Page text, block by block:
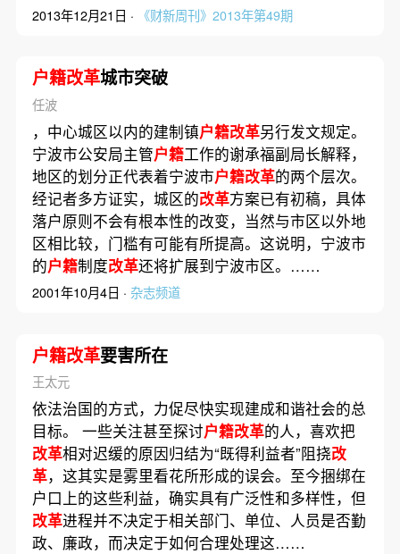
2013年12月21日 · 《财新周刊》2013年第49期
户籍改革城市突破
任波
，中心城区以内的建制镇户籍改革另行发文规定。
宁波市公安局主管户籍工作的谢承福副局长解释，
地区的划分正代表着宁波市户籍改革的两个层次。
经记者多方证实，城区的改革方案已有初稿，具体
落户原则不会有根本性的改变，当然与市区以外地
区相比较，门槛有可能有所提高。这说明，宁波市
的户籍制度改革还将扩展到宁波市区。……
2001年10月4日 · 杂志频道
户籍改革要害所在
王太元
依法治国的方式，力促尽快实现建成和谐社会的总
目标。 一些关注甚至探讨户籍改革的人，喜欢把
改革相对迟缓的原因归结为“既得利益者”阻挠改
革，这其实是雾里看花所形成的误会。至今捆绑在
户口上的这些利益，确实具有广泛性和多样性，但
改革进程并不决定于相关部门、单位、人员是否勤
政、廉政，而决定于如何合理处理这……